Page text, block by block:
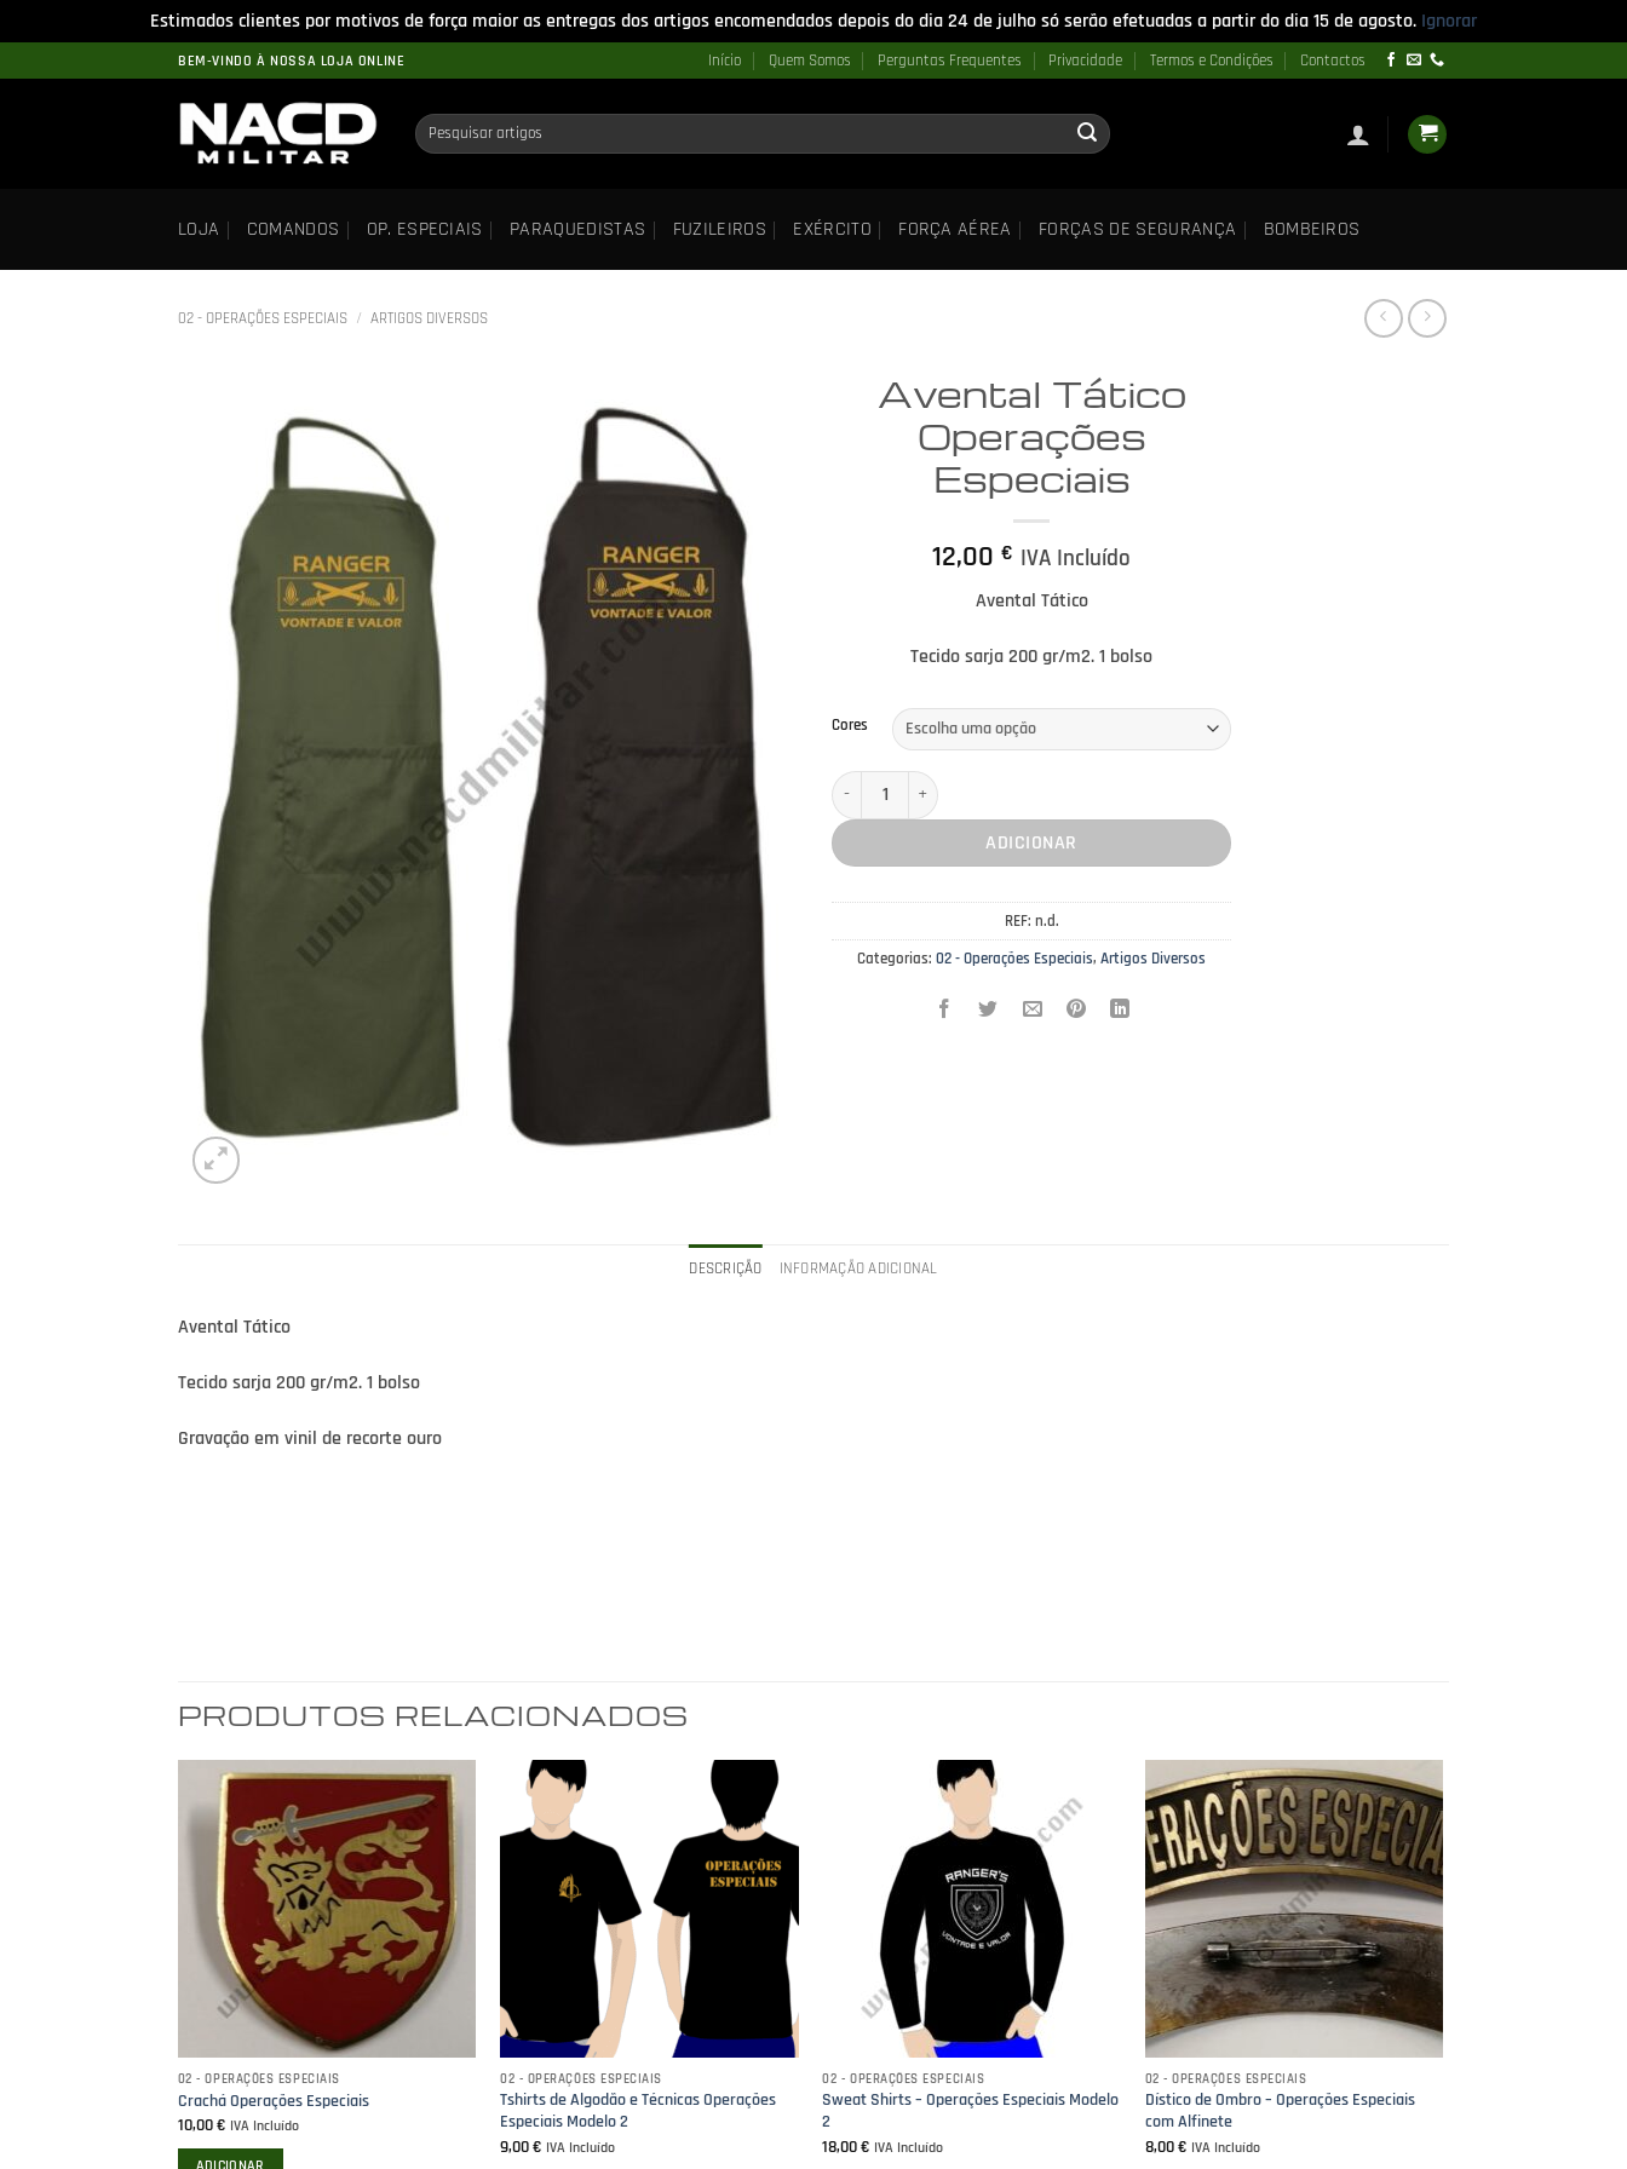
Estimados clientes por motivos de força maior as entregas dos artigos encomendados depois do dia 24 de julho só serão efetuadas a partir do dia 15 de agosto. Ignorar
to
BEM-VINDO À NOSSA LOJA ONLINE Início Quem Somos Perguntas Frequentes Privacidade Termos e Condições Contactos
Pesquisar
por:
LOJA COMANDOS OP. ESPECIAIS PARAQUEDISTAS FUZILEIROS EXÉRCITO FORÇA AÉREA FORÇAS DE SEGURANÇA BOMBEIROS
02 - OPERAÇÕES ESPECIAIS / ARTIGOS DIVERSOS
Avental Tático
Operações
Especiais
12,00 € IVA Incluído
Avental Tático
Tecido sarja 200 gr/m2. 1 bolso
Cores
Quantidade de Avental Tático Operações Especiais
ADICIONAR
REF: n.d.
Categorias: 02 - Operações Especiais, Artigos Diversos
DESCRIÇÃO INFORMAÇÃO ADICIONAL
Avental Tático
Tecido sarja 200 gr/m2. 1 bolso
Gravação em vinil de recorte ouro
PRODUTOS RELACIONADOS
02 - OPERAÇÕES ESPECIAIS
Crachá Operações Especiais
10,00€ IVA Incluído
02 - OPERAÇÕES ESPECIAIS
Tshirts de Algodão e Técnicas Operações
Especiais Modelo 2
9,00€ IVA Incluído
02 - OPERAÇÕES ESPECIAIS
Sweat Shirts – Operações Especiais Modelo
2
18,00€ IVA Incluído
02 - OPERAÇÕES ESPECIAIS
Dístico de Ombro – Operações Especiais
com Alfinete
8,00€ IVA Incluído